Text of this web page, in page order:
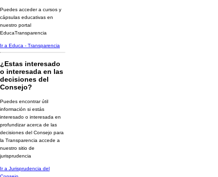
Puedes acceder a cursos y
cápsulas educativas en
nuestro portal
EducaTransparencia
Ir a Educa - Transparencia
¿Estas interesado
o interesada en las
decisiones del
Consejo?
Puedes encontrar útil
información si estás
interesado o interesada en
profundizar acerca de las
decisiones del Consejo para
la Transparencia accede a
nuestro sitio de
jurisprudencia
Ir a Jurisprudencia del